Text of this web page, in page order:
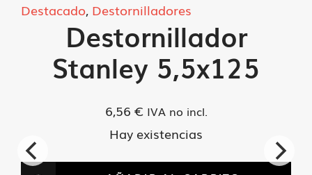
Destacado, Destornilladores
Destornillador
Stanley 5,5x125
6,56 € IVA no incl.
Hay existencias